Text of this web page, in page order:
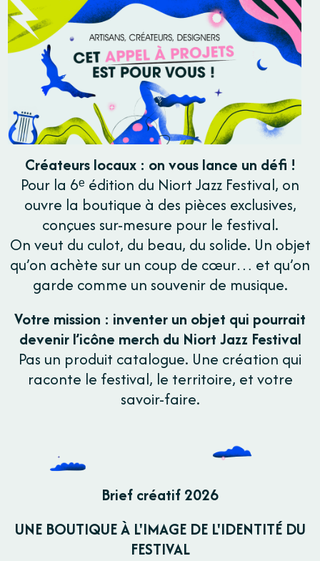
Créateurs locaux : on vous lance un défi !
Pour la 6ᵉ édition du Niort Jazz Festival, on
ouvre la boutique à des pièces exclusives,
conçues sur-mesure pour le festival.
On veut du culot, du beau, du solide. Un objet
qu’on achète sur un coup de cœur… et qu’on
garde comme un souvenir de musique.
Votre mission : inventer un objet qui pourrait
devenir l’icône merch du Niort Jazz Festival
Pas un produit catalogue. Une création qui
raconte le festival, le territoire, et votre
savoir-faire.
Brief créatif 2026
UNE BOUTIQUE À L'IMAGE DE L'IDENTITÉ DU
FESTIVAL